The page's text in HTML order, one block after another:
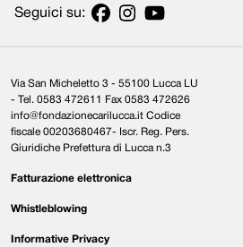
Seguici su:
Via San Micheletto 3 - 55100 Lucca LU
- Tel. 0583 472611 Fax 0583 472626
info@fondazionecarilucca.it Codice
fiscale 00203680467- Iscr. Reg. Pers.
Giuridiche Prefettura di Lucca n.3
Fatturazione elettronica
Whistleblowing
Informative Privacy